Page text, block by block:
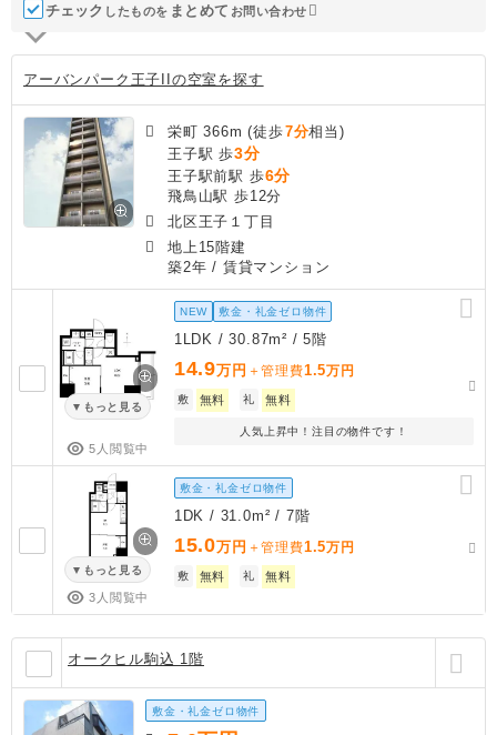
チェック したものを ま と めて お問い合わせ
アーバンパーク王子IIの空室を探す
栄町 366m (徒歩7分相当)
王子駅 歩3分
王子駅前駅 歩6分
飛鳥山駅 歩12分
北区王子１丁目
地上15階建
築2年 / 賃貸マンション
もっと見る
5人閲覧中
NEW 敷金・礼金ゼロ物件
1LDK / 30.87m² / 5階
14.9万円 ＋管理費1.5万円
敷 無料 礼 無料
人気上昇中！注目の物件です！
もっと見る
3人閲覧中
敷金・礼金ゼロ物件
1DK / 31.0m² / 7階
15.0万円 ＋管理費1.5万円
敷 無料 礼 無料
オークヒル駒込 1階
敷金・礼金ゼロ物件